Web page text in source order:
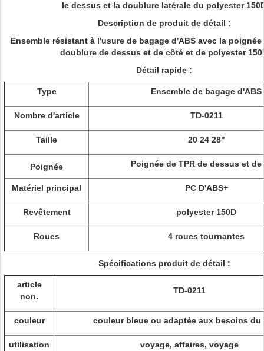
le dessus et la doublure latérale du polyester
Description de produit de détail :
Ensemble résistant à l'usure de bagage d'ABS avec la poignée
doublure de dessus et de côté et de polyester
Détail rapide :
Type Ensemble de bagage d'ABS
Nombre d'article TD-0211
Taille 20 24 28"
Poignée Poignée de TPR de dessus et
Matériel principal PC D'ABS+
Revêtement polyester 150D
Roues 4 roues tournantes
Spécifications produit de détail :
article
non.
TD-0211
couleur couleur bleue ou adaptée aux besoins du
utilisation voyage, affaires, voyage